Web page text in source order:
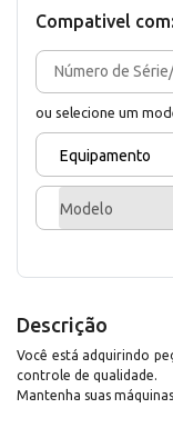
Compativel com:
ou selecione um
Equipamento
Modelo
Descrição
Você está adquirindo
controle de qualidade.
Mantenha suas